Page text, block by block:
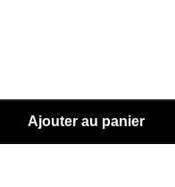
Ajouter au panier